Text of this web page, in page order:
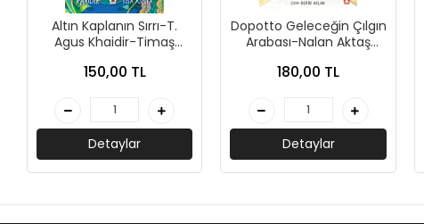
FUTBOL - SPORCU KİTAPLARI
HOBİ - BULMACA KİTAPLARI +
BOYAMA - MANDALA KİTAPLARI
AKIL OYUNLARI + PUZZLE
Altın Kaplanın Sırrı-T.
Agus Khaidir-Timaş
150,00 TL
Detaylar
Dopotto Geleceğin Çılgın
Arabası-Nalan Aktaş
180,00 TL
Detaylar